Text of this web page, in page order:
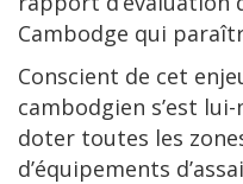
Cambodge qui
Conscient de cet
cambodgien s’est
doter toutes les
d’équipements